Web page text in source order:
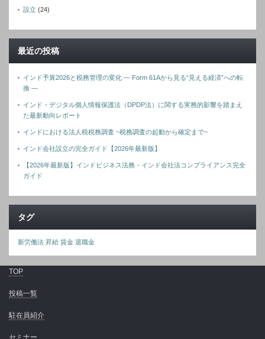
設立 (24)
最近の投稿
インド予算2026と税務管理の変化 ― Form 61Aから見る“見える経済”への転
換 ―
インド・デジタル個人情報保護法（DPDP法）に関する実務的影響を踏まえ
た最新動向レポート
インドにおける法人税税務調査 ~税務調査の起動から確定まで~
インド会社設立の完全ガイド【2026年最新版】
【2026年最新版】インドビジネス法務・インド会社法コンプライアンス完全
ガイド
タグ
新労働法 昇給 賃金 退職金
TOP
投稿一覧
駐在員紹介